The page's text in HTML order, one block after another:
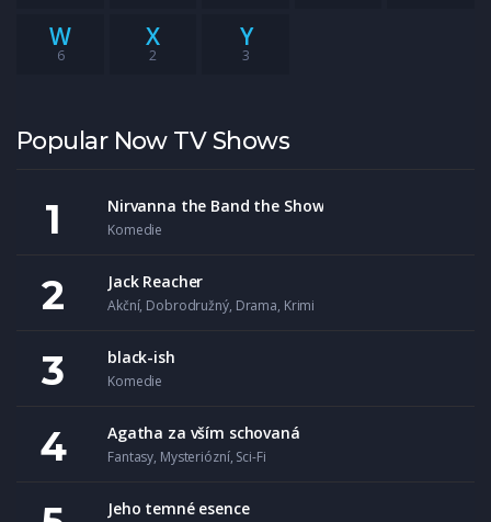
W
6
X
2
Y
3
Popular Now TV Shows
Nirvanna the Band the Show
Komedie
Jack Reacher
Akční, Dobrodružný, Drama, Krimi
black-ish
Komedie
Agatha za vším schovaná
Fantasy, Mysteriózní, Sci-Fi
Jeho temné esence